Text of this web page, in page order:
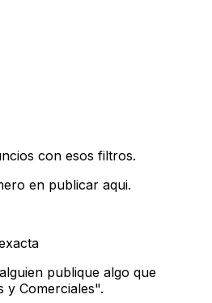
con esos filtros.
en publicar aqui.
publique algo que
y Comerciales".